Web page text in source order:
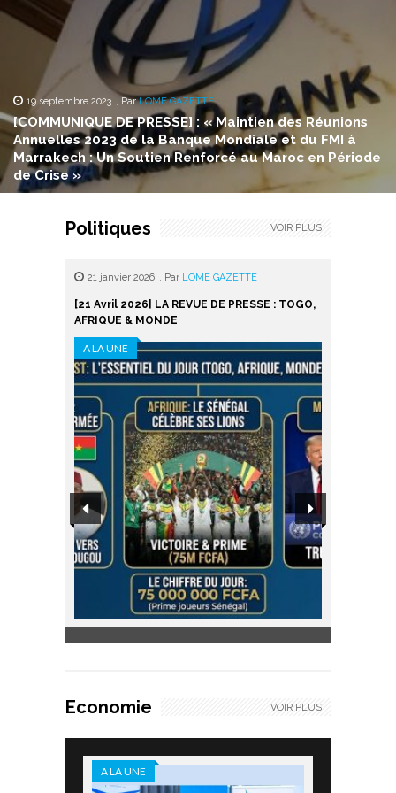
19 septembre 2023 , ParLOME GAZETTE
[COMMUNIQUE DE PRESSE] : « Maintien des Réunions
Annuelles 2023 de la Banque Mondiale et du FMI à
Marrakech : Un Soutien Renforcé au Maroc en Période
de Crise »
Politiques
21 janvier 2026 , Par LOME GAZETTE
[21 Avril 2026] LA REVUE DE PRESSE : TOGO,
AFRIQUE & MONDE
A LA UNE
VOIR PLUS
Economie
A LA UNE
VOIR PLUS